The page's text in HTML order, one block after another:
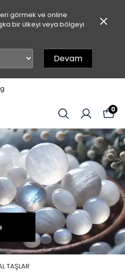
görmek ve online
bir ülkeyi veya bölgeyi
Devam
0
TAŞLAR